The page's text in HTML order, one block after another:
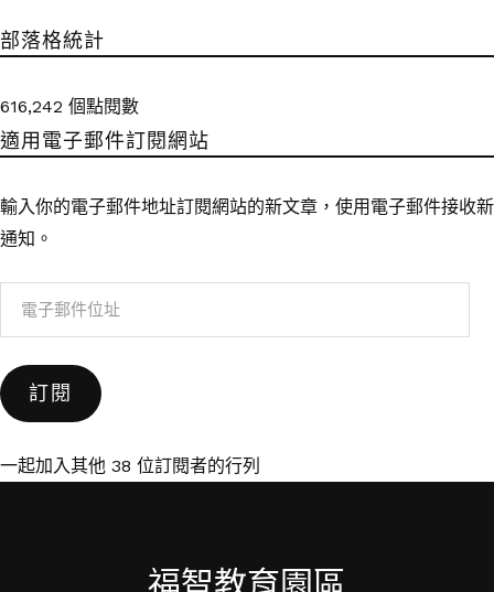
部落格統計
616,242 個點閱數
適用電子郵件訂閱網站
輸入你的電子郵件地址訂閱網站的新文章，使用電子郵件接收新
通知。
件
位
訂閱
一起加入其他 38 位訂閱者的行列
福智教育園區